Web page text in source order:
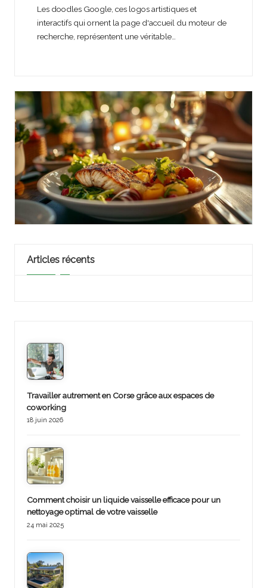
Les doodles Google, ces logos artistiques et
interactifs qui ornent la page d'accueil du moteur de
recherche, représentent une véritable…
Articles récents
Travailler autrement en Corse grâce aux espaces de
coworking
18 juin 2026
Comment choisir un liquide vaisselle efficace pour un
nettoyage optimal de votre vaisselle
24 mai 2025